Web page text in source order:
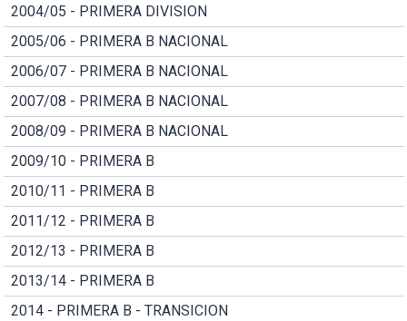
2004/05 - PRIMERA DIVISION
2005/06 - PRIMERA B NACIONAL
2006/07 - PRIMERA B NACIONAL
2007/08 - PRIMERA B NACIONAL
2008/09 - PRIMERA B NACIONAL
2009/10 - PRIMERA B
2010/11 - PRIMERA B
2011/12 - PRIMERA B
2012/13 - PRIMERA B
2013/14 - PRIMERA B
2014 - PRIMERA B - TRANSICION